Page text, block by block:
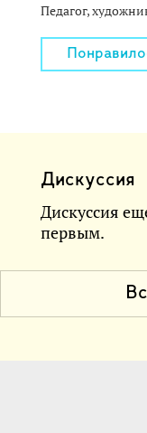
Педагог,
Дискуссия
Дискуссия
первым.